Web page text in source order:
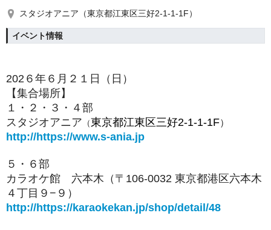
スタジオアニア（東京都江東区三好2-1-1-1F）
イベント情報
202６年６月２１日（日）
【集合場所】
１・２・３・４部
スタジオアニア （東京都江東区三好2-1-1-1F）
http://https://www.s-ania.jp
５・６部
カラオケ館 六本木（〒106-0032 東京都港区六本木
４丁目９−９）
http://https://karaokekan.jp/shop/detail/48